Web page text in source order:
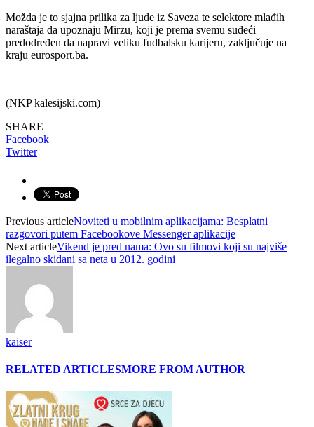
Možda je to sjajna prilika za ljude iz Saveza te selektore mlađih
naraštaja da upoznaju Mirzu, koji je prema svemu sudeći
predodređen da napravi veliku fudbalsku karijeru, zaključuje na
kraju eurosport.ba.
(NKP kalesijski.com)
SHARE
Facebook
Twitter
Previous articleNoviteti u mobilnim aplikacijama: Besplatni
razgovori putem Facebookove Messenger aplikacije
Next articleVikend je pred nama: Ovo su filmovi koji su najviše
ilegalno skidani sa neta u 2012. godini
kaiser
RELATED ARTICLESMORE FROM AUTHOR